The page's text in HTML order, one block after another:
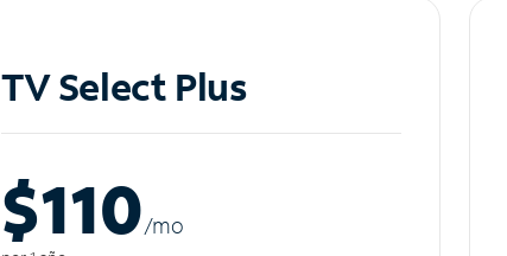
TV Select Plus
$110/mo